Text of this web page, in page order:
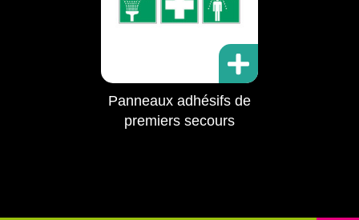
Panneaux adhésifs de
premiers secours